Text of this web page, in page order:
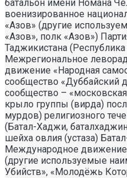
батальон имени Номана
военизированное
«Азов» (другие
«Азов», полк «Азов»)
Таджикистана
Межрегиональное
движение «Народная
сообщество «Дуббайский
сообщество –
крыло группы (вирда)
мурдов) религиозного
(Батал-Хаджи,
шейха овлия (устаза)
Международное
(другие используемые
Убийств», «Молодёжь